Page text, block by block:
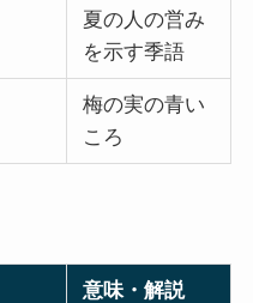
夏の人の営み
を示す季語
梅の実の青い
ころ
意味・解説